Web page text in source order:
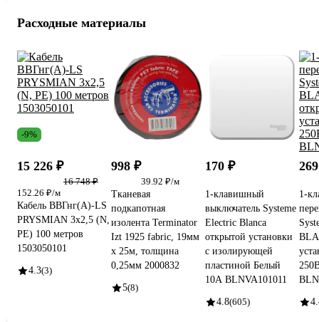
Расходные материалы
-9%
15 226 ₽
16 748 ₽
152.26 ₽/м
Кабель ВВГнг(А)-LS
PRYSMIAN 3x2,5 (N,
PE) 100 метров
1503050101
4.3(3)
998 ₽
39.92 ₽/м
Тканевая
подкапотная
изолента Terminator
Izt 1925 fabric, 19мм
х 25м, толщина
0,25мм 2000832
5(8)
170 ₽
1-клавишный
выключатель Systeme
Electric Blanca
открытой установки
с изолирующей
пластиной Белый
10А BLNVA101011
4.8(605)
1-